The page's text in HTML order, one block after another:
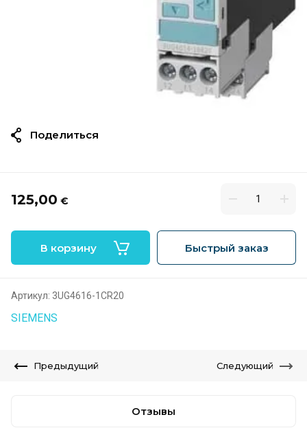
125,00 €
В корзину Быстрый заказ
Артикул: 3UG4616-1CR20
SIEMENS
Поделиться
Предыдущий Следующий
Отзывы